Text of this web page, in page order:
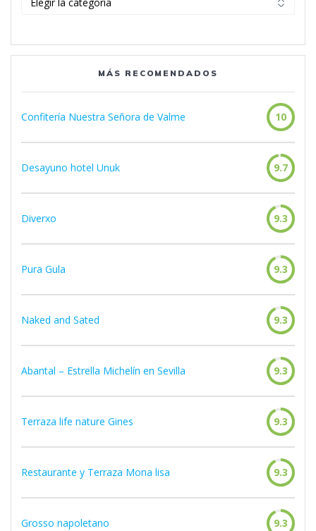
MÁS RECOMENDADOS
Confitería Nuestra Señora de Valme 10
Desayuno hotel Unuk 9.7
Diverxo 9.3
Pura Gula 9.3
Naked and Sated 9.3
Abantal – Estrella Michelín en Sevilla 9.3
Terraza life nature Gines 9.3
Restaurante y Terraza Mona lisa 9.3
Grosso napoletano 9.3